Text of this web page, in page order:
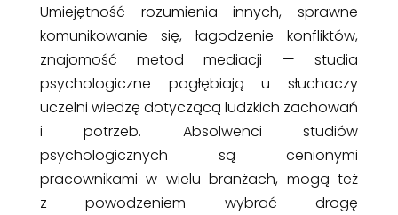
Umiejętność rozumienia innych, sprawne
komunikowanie się, łagodzenie konfliktów,
znajomość metod mediacji — studia
psychologiczne pogłębiają u słuchaczy
uczelni wiedzę dotyczącą ludzkich zachowań
i potrzeb. Absolwenci studiów
psychologicznych są cenionymi
pracownikami w wielu branżach, mogą też
z powodzeniem wybrać drogę